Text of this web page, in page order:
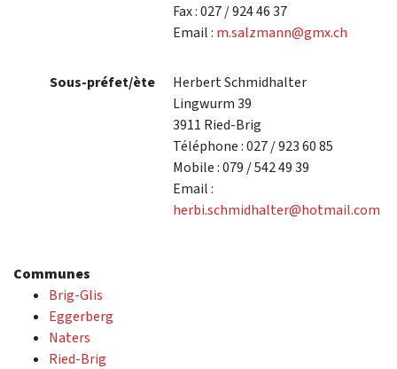
Fax : 027 / 924 46 37
Email : m.salzmann@gmx.ch
Sous-préfet/ète
Herbert Schmidhalter
Lingwurm 39
3911 Ried-Brig
Téléphone : 027 / 923 60 85
Mobile : 079 / 542 49 39
Email :
herbi.schmidhalter@hotmail.com
Communes
Brig-Glis
Eggerberg
Naters
Ried-Brig